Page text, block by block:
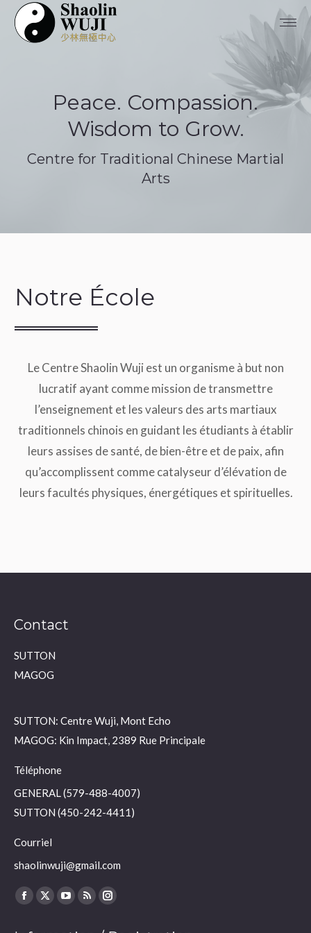
Peace. Compassion.
Wisdom to Grow.
Centre for Traditional Chinese Martial
Arts
Notre École
Le Centre Shaolin Wuji est un organisme à but non
lucratif ayant comme mission de transmettre
l’enseignement et les valeurs des arts martiaux
traditionnels chinois en guidant les étudiants à établir
leurs assises de santé, de bien-être et de paix, afin
qu’accomplissent comme catalyseur d’élévation de
leurs facultés physiques, énergétiques et spirituelles.
Contact
SUTTON
MAGOG
SUTTON: Centre Wuji, Mont Echo
MAGOG: Kin Impact, 2389 Rue Principale
Téléphone
GENERAL (579-488-4007)
SUTTON (450-242-4411)
Courriel
shaolinwuji@gmail.com
Trouvez nous sur :
Facebook
X
YouTube
RSS Instagram